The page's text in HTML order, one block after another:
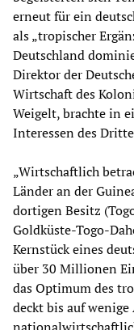
erneut für ein
als „tropischer
Deutschland
Direktor der
Wirtschaft des
Weigelt, brachte in
Interessen des
„Wirtschaftlich
Länder an der
dortigen Besitz
Goldküste-Togo-
Kernstück eines
über 30 Millionen
das Optimum des
deckt bis auf